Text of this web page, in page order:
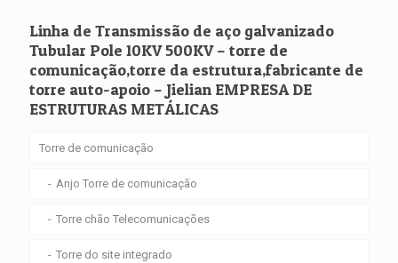
Linha de Transmissão de aço galvanizado
Tubular Pole 10KV 500KV – torre de
comunicação,torre da estrutura,fabricante de
torre auto-apoio – Jielian EMPRESA DE
ESTRUTURAS METÁLICAS
Torre de comunicação
Anjo Torre de comunicação
Torre chão Telecomunicações
Torre do site integrado